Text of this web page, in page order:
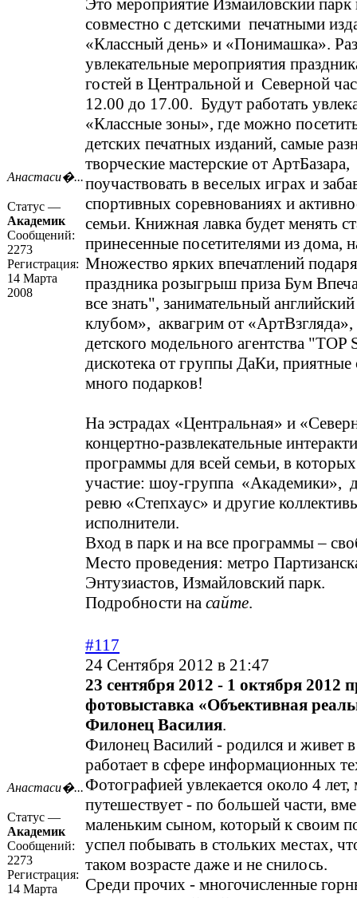
Анастаси�...
Статус —
Академик
Сообщений:
2273
Регистрация:
14 Марта
2008
Это мероприятие Измайловский парк
совместно с детскими печатными
«Классный день» и «Понимашка».
увлекательные мероприятия
гостей в Центральной и Северной
12.00 до 17.00. Будут работать
«Классные зоны», где можно
детских печатных изданий, самые
творческие мастерские от
поучаствовать в веселых играх и
спортивных соревнованиях и
семьи. Книжная лавка будет менять
принесенные посетителями из дома,
Множество ярких впечатлений
праздника розыгрыш приза Бум
все знать", занимательный
клубом», аквагрим от
детского модельного агентства
дискотека от группы ДаКи,
много подарков!
На эстрадах «Центральная» и
концертно-развлекательные
программы для всей семьи, в
участие: шоу-группа «Академики»,
ревю «Степхаус» и другие
исполнители.
Вход в парк и на все программы –
Место проведения: метро
Энтузиастов, Измайловский парк.
Подробности на сайте.
Анастаси�...
Статус —
Академик
Сообщений:
2273
Регистрация:
14 Марта
#117
24 Сентября 2012 в 21:47
23 сентября 2012 - 1 октября 2012
фотовыставка «Объективная
Филонец Василия.
Филонец Василий - родился и живет
работает в сфере информационных
Фотографией увлекается около 4 лет,
путешествует - по большей части,
маленьким сыном, который к своим
успел побывать в стольких местах,
таком возрасте даже и не снилось.
Среди прочих - многочисленные